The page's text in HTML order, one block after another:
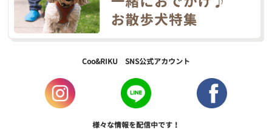
Coo&RIKU SNS公式アカウント
様々な情報を配信中です！